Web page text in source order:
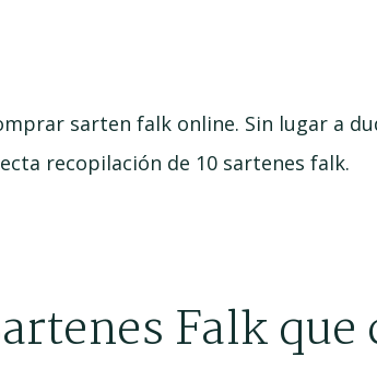
sarten falk online. Sin lugar a
recopilación de 10 sartenes falk.
Falk